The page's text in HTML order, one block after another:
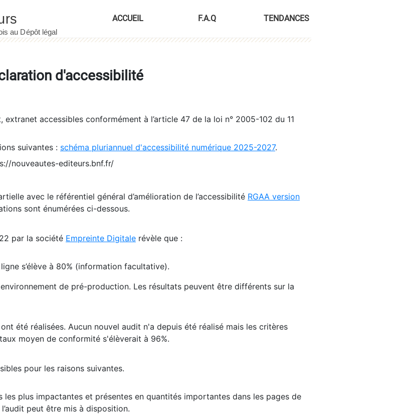
ACCUEIL F.A.Q TENDANCES
d'accessibilité
extranet accessibles conformément à l’article 47 de la loi n° 2005-102 du 11
suivantes : schéma pluriannuel d'accessibilité numérique 2025-2027.
nouveautes-editeurs.bnf.fr/
avec le référentiel général d’amélioration de l’accessibilité RGAA version
sont énumérées ci-dessous.
par la société Empreinte Digitale révèle que :
s’élève à 80% (information facultative).
de pré-production. Les résultats peuvent être différents sur la
été réalisées. Aucun nouvel audit n'a depuis été réalisé mais les critères
moyen de conformité s'élèverait à 96%.
pour les raisons suivantes.
plus impactantes et présentes en quantités importantes dans les pages de
peut être mis à disposition.